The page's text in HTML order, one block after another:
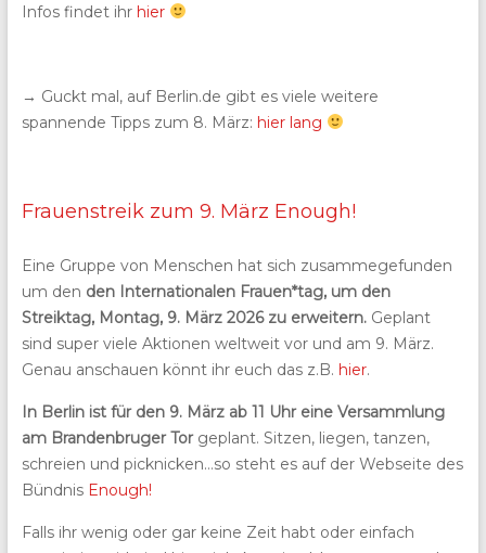
Infos findet ihr hier
→ Guckt mal, auf Berlin.de gibt es viele weitere
spannende Tipps zum 8. März: hier lang
Frauenstreik zum 9. März Enough!
Eine Gruppe von Menschen hat sich zusammegefunden
um den den Internationalen Frauen*tag, um den
Streiktag, Montag, 9. März 2026 zu erweitern. Geplant
sind super viele Aktionen weltweit vor und am 9. März.
Genau anschauen könnt ihr euch das z.B. hier.
In Berlin ist für den 9. März ab 11 Uhr eine Versammlung
am Brandenbruger Torgeplant. Sitzen, liegen, tanzen,
schreien und picknicken…so steht es auf der Webseite des
Bündnis Enough!
Falls ihr wenig oder gar keine Zeit habt oder einfach